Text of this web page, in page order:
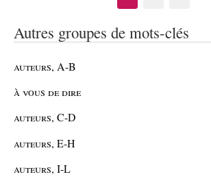
Autres groupes de mots-clés
auteurs, A-B
à vous de dire
auteurs, C-D
auteurs, E-H
auteurs, I-L